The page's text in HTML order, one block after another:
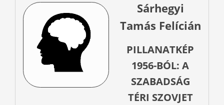
Sárhegyi
Tamás Felícián
PILLANATKÉP
1956-BÓL: A
SZABADSÁG
TÉRI SZOVJET